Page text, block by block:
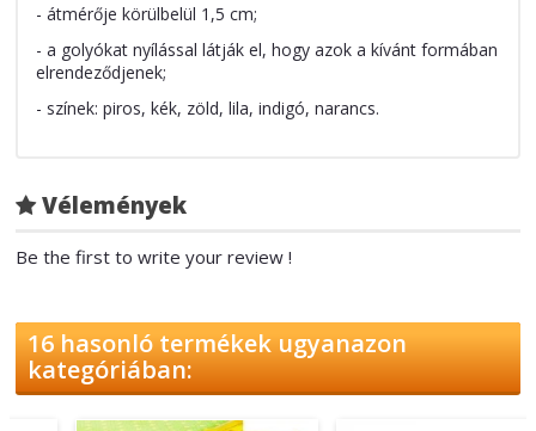
- átmérője körülbelül 1,5 cm;
- a golyókat nyílással látják el, hogy azok a kívánt formában
elrendeződjenek;
- színek: piros, kék, zöld, lila, indigó, narancs.
Vélemények
Be the first to write your review !
16 hasonló termékek ugyanazon
kategóriában: